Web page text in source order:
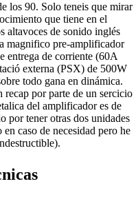
los 90. Solo teneis que mirar
que tiene en el
altavoces de sonido inglés
magnifico pre-amplificador
entrega de corriente (60A
externa (PSX) de 500W
todo gana en dinámica.
recap por parte de un sercicio
del amplificador es de
por tener otras dos unidades
caso de necesidad pero he